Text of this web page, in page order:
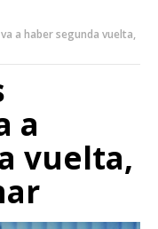
a haber segunda vuelta,
a
vuelta,